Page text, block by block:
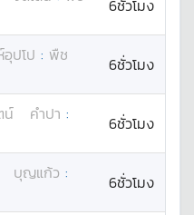
6ชั่วโมง
ปโป : พืช
6ชั่วโมง
น์ คำปา :
6ชั่วโมง
บุญแก้ว :
6ชั่วโมง